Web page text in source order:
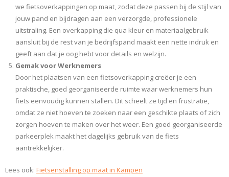
we fietsoverkappingen op maat, zodat deze passen bij de stijl van
jouw pand en bijdragen aan een verzorgde, professionele
uitstraling. Een overkapping die qua kleur en materiaalgebruik
aansluit bij de rest van je bedrijfspand maakt een nette indruk en
geeft aan dat je oog hebt voor details en welzijn.
Gemak voor Werknemers
Door het plaatsen van een fietsoverkapping creëer je een
praktische, goed georganiseerde ruimte waar werknemers hun
fiets eenvoudig kunnen stallen. Dit scheelt ze tijd en frustratie,
omdat ze niet hoeven te zoeken naar een geschikte plaats of zich
zorgen hoeven te maken over het weer. Een goed georganiseerde
parkeerplek maakt het dagelijks gebruik van de fiets
aantrekkelijker.
Lees ook: Fietsenstalling op maat in Kampen